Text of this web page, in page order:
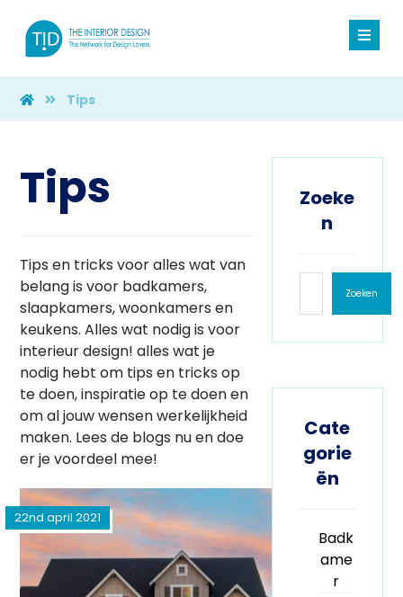
Tips
Tips
Tips en tricks voor alles wat van
belang is voor badkamers,
slaapkamers, woonkamers en
keukens. Alles wat nodig is voor
interieur design! alles wat je
nodig hebt om tips en tricks op
te doen, inspiratie op te doen en
om al jouw wensen werkelijkheid
maken. Lees de blogs nu en doe
er je voordeel mee!
22nd april 2021
Zoeke
n
Zoeken
Cate
gorie
ën
Badk
ame
r